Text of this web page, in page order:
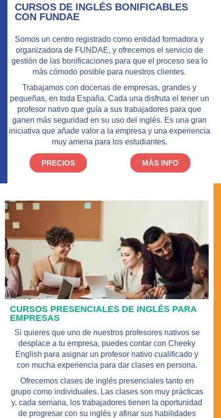
CURSOS DE INGLÉS BONIFICABLES
CON FUNDAE
Somos un centro registrado como entidad formadora y
organizadora de FUNDAE, y ofrecemos el servicio de
gestión de las bonificacionespara que el proceso sea lo
más cómodo posible para nuestros clientes.
Trabajamos con docenas de empresas, grandes y
pequeñas, en toda España. Cada una disfruta el tener un
profesor nativo que guía a sus trabajadores para que
ganen más seguridad en su uso del inglés. Es una gran
iniciativa que añade valor a la empresa y una experiencia
muy amena para los estudiantes.
PRECIOS MÁS INFO
CURSOS PRESENCIALES DE INGLÉS PARA
EMPRESAS
Si quieres que uno de nuestros profesores nativos se
desplace a tu empresa, puedes contar con Cheeky
English para asignar un profesor nativo cualificado y
con mucha experiencia para dar clases en persona.
Ofrecemos clases de inglés presenciales tanto en
grupo como individuales. Las clases son muy prácticas
y, cada semana, los trabajadores tienen la oportunidad
de progresar con su inglés y afinar sus habilidades